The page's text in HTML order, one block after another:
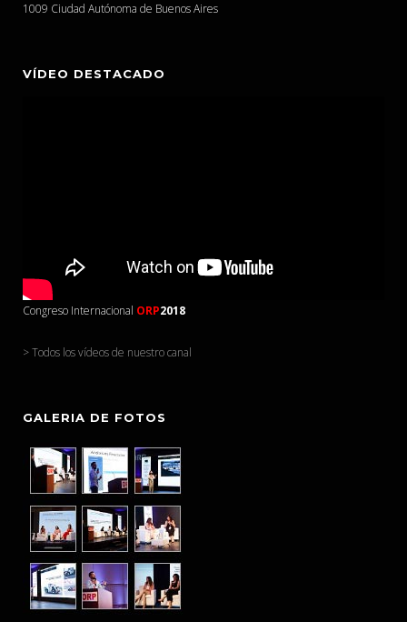
1009 Ciudad Autónoma de Buenos Aires
VÍDEO DESTACADO
Congreso Internacional ORP2018
> Todos los vídeos de nuestro canal
GALERIA DE FOTOS